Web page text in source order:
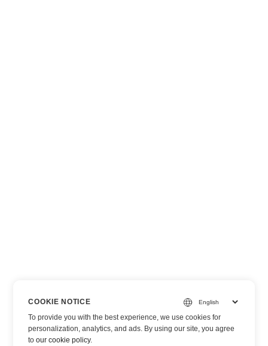
COOKIE NOTICE
To provide you with the best experience, we use cookies for
personalization, analytics, and ads. By using our site, you agree
toour cookie policy.